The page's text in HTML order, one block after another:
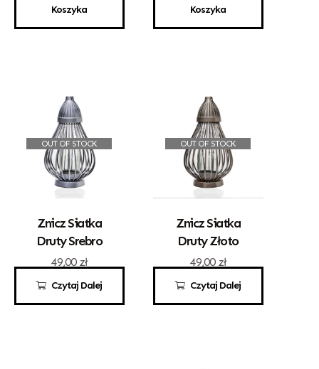
Koszyka
Koszyka
OUT OF STOCK
Czytaj Dalej
Znicz Siatka
Druty Srebro
49,00 zł
OUT OF STOCK
Czytaj Dalej
Znicz Siatka
Druty Złoto
49,00 zł